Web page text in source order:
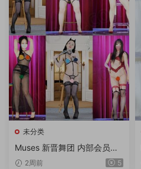
未分类
Muses 新晋舞团 内部会员流
出版合集 第20260716期 6V/
2周前 5